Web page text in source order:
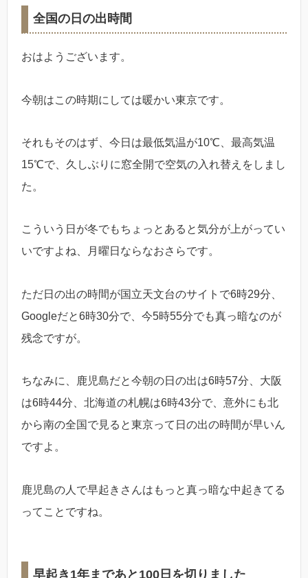
全国の日の出時間
おはようございます。
今朝はこの時期にしては暖かい東京です。
それもそのはず、今日は最低気温が10℃、最高気温
15℃で、久しぶりに窓全開で空気の入れ替えをしまし
た。
こういう日が冬でもちょっとあると気分が上がってい
いですよね、月曜日ならなおさらです。
ただ日の出の時間が国立天文台のサイトで6時29分、
Googleだと6時30分で、今5時55分でも真っ暗なのが
残念ですが。
ちなみに、鹿児島だと今朝の日の出は6時57分、大阪
は6時44分、北海道の札幌は6時43分で、意外にも北
から南の全国で見ると東京って日の出の時間が早いん
ですよ。
鹿児島の人で早起きさんはもっと真っ暗な中起きてる
ってことですね。
早起き1年まであと100日を切りました